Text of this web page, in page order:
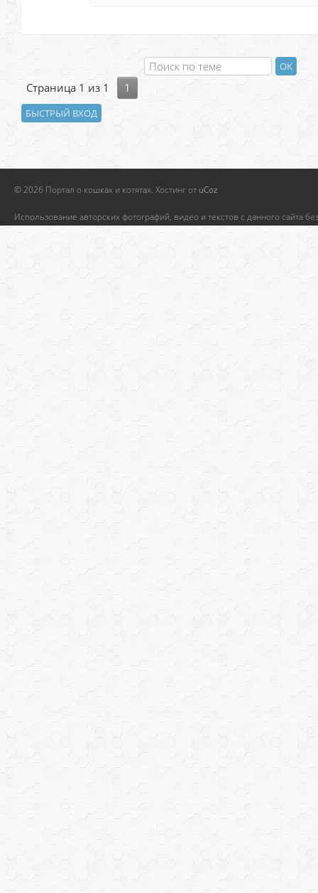
Страница 1 из 1 1
© 2026 Портал о кошках и котятах. Хостинг от uCoz
Использование авторских фотографий, видео и текстов с данного сайта